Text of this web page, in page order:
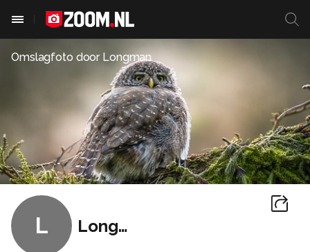
Omslagfoto door Longman
L Longman